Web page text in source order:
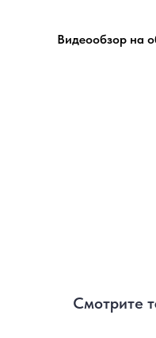
Видеообзор на
Смотрите